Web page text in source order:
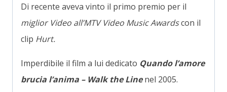
Di recente aveva vinto il primo premio per il
miglior Video all’MTV Video Music Awardscon il
clip Hurt.
Imperdibile il film a lui dedicato Quando l’amore
brucia l’anima – Walk the Linenel 2005.